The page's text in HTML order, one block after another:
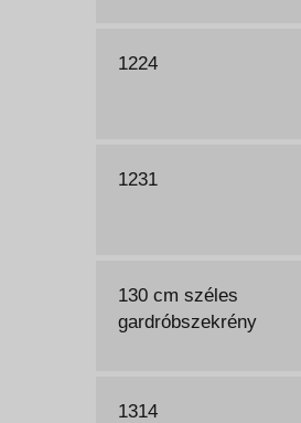
1224
1231
130 cm széles
gardróbszekrény
1314